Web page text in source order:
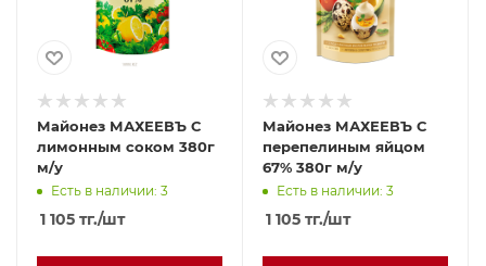
Майонез МАХЕЕВЪ С
лимонным соком 380г
м/у
Есть в наличии: 3
1 105 тг./шт
Майонез МАХЕЕВЪ С
перепелиным яйцом
67% 380г м/у
Есть в наличии: 3
1 105 тг./шт